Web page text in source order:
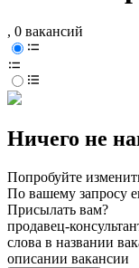
, 0 вакансий
Ничего не
Попробуйте
По вашему запросу
Присылать вам?
продавец-
слова в названии
описании вакансии